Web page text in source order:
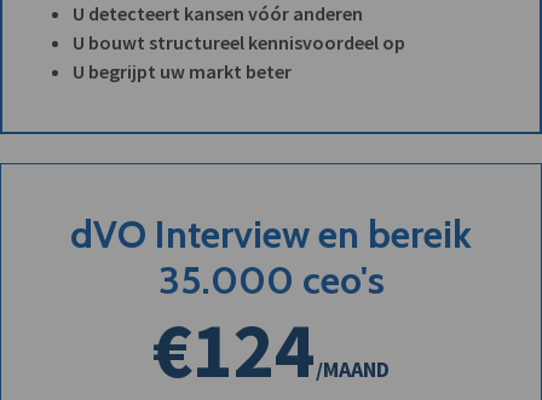
U detecteert kansen vóór anderen
U bouwt structureel kennisvoordeel op
U begrijpt uw markt beter
dVO Interview en bereik
35.000 ceo's
€124/MAAND